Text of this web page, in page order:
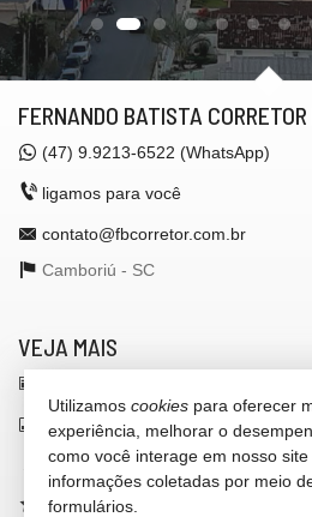
FERNANDO BATISTA
(47) 9.9213-6522 (WhatsApp)
ligamos para você
contato@fbcorretor.com.br
Camboriú - SC
VEJA MAIS
indicadores financeiros
cadastre seu imóvel
imóveis favoritos
Utilizamos cookies para oferecer
experiência, melhorar o
como você interage em nosso
informações coletadas por meio
formulários.